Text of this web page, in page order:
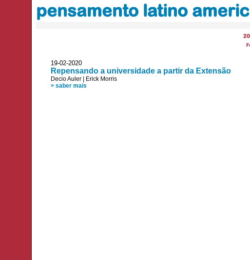
pensamento latino
19-02-2020
Repensando a universidade a partir da Extensão
Decio Auler
Erick Morris
> saber mais